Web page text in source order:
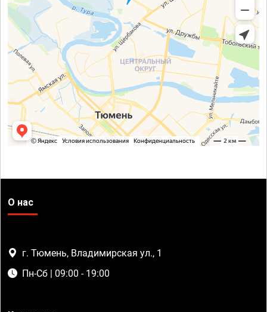
О нас
г. Тюмень, Владимирская ул., 1
Пн-Сб | 09:00 - 19:00